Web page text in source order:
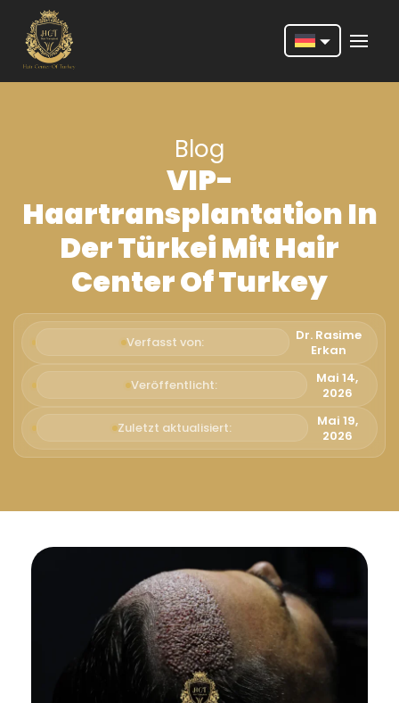
Português
Español
Türkçe
Italiano
Русский
Български
Blog
VIP-
Haartransplantation In
Der Türkei Mit Hair
Center Of Turkey
Verfasst von:
Dr. Rasime
Erkan
Veröffentlicht:
Mai 14,
2026
Zuletzt aktualisiert:
Mai 19,
2026